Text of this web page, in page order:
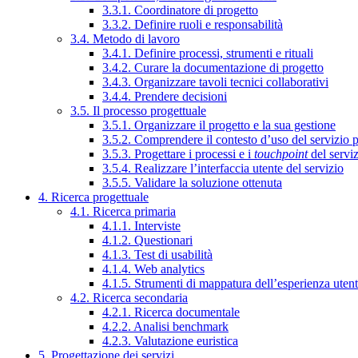
3.3.1. Coordinatore di progetto
3.3.2. Definire ruoli e responsabilità
3.4. Metodo di lavoro
3.4.1. Definire processi, strumenti e rituali
3.4.2. Curare la documentazione di progetto
3.4.3. Organizzare tavoli tecnici collaborativi
3.4.4. Prendere decisioni
3.5. Il processo progettuale
3.5.1. Organizzare il progetto e la sua gestione
3.5.2. Comprendere il contesto d’uso del servizio
3.5.3. Progettare i processi e i touchpointdel
3.5.4. Realizzare l’interfaccia utente del servizio
3.5.5. Validare la soluzione ottenuta
4. Ricerca progettuale
4.1. Ricerca primaria
4.1.1. Interviste
4.1.2. Questionari
4.1.3. Test di usabilità
4.1.4. Web analytics
4.1.5. Strumenti di mappatura dell’esperienza
4.2. Ricerca secondaria
4.2.1. Ricerca documentale
4.2.2. Analisi benchmark
4.2.3. Valutazione euristica
5. Progettazione dei servizi